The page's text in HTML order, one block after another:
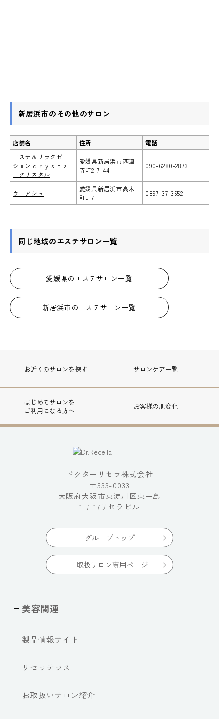
新居浜市のその他のサロン
店舗名 住所
電話
エステ＆リラクゼー
ションｃｒｙｓｔａ
ｌクリスタル
愛媛県新居浜市西連
寺町2-7-44
090-6280-2873
ウ・アシュ
愛媛県新居浜市高木
町5-7
0897-37-3552
同じ地域のエステサロン一覧
愛媛県のエステサロン一覧
新居浜市のエステサロン一覧
お近くのサロンを探す サロンケア一覧
はじめてサロンを
ご利用になる方へ
お客様の肌変化
ドクターリセラ株式会社
〒533-0033
大阪府大阪市東淀川区東中島
1-7-17リセラビル
グループトップ
取扱サロン専用ページ
美容関連
製品情報サイト
リセラテラス
お取扱いサロン紹介